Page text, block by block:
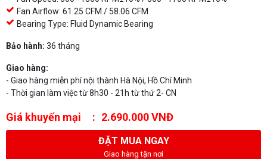
Fan Airflow: 61.25 CFM / 58.06 CFM
Bearing Type: Fluid Dynamic Bearing
Bảo hành: 36 tháng
Giao hàng:
- Giao hàng miễn phí nội thành Hà Nội, Hồ Chí Minh
- Thời gian làm việc từ 8h30 - 21h từ thứ 2- CN
Giá khuyến mại 2.690.000 VNĐ
ĐẶT MUA NGAY
Giao hàng tận nơi